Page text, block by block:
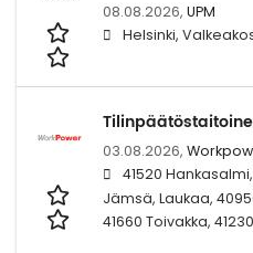
08.08.2026, UPM
Helsinki,
03.08.2026,
41520
Jämsä, Laukaa,
41660 Toivakka,